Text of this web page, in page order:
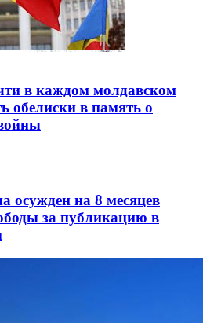
в каждом молдавском
обелиски в память о
осужден на 8 месяцев
за публикацию в